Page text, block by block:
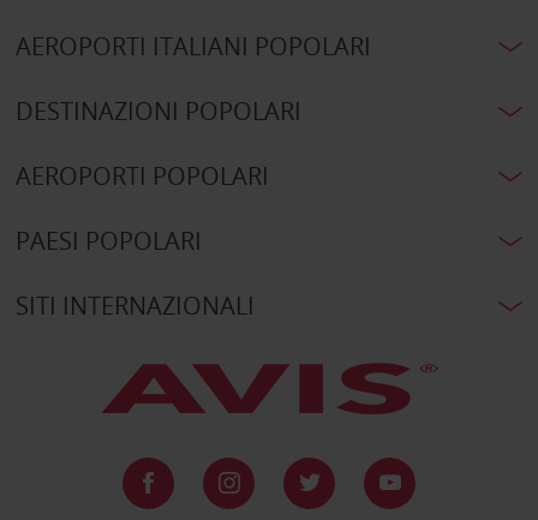
AEROPORTI ITALIANI POPOLARI
DESTINAZIONI POPOLARI
AEROPORTI POPOLARI
PAESI POPOLARI
SITI INTERNAZIONALI